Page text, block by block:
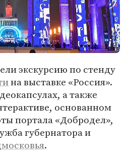
экскурсию по стенду
на выставке «Россия».
а также
основанном
портала «Добродел»,
губернатора и
.